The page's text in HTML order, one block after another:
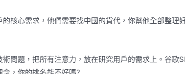
核心需求，他們需要找中國的貨代，你幫他全部整理
問題，把所有注意力，放在研究用戶的需求上。谷歌